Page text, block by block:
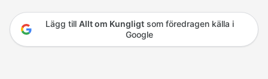
Lägg till Allt om Kungligtsom föredragen källa i
Google